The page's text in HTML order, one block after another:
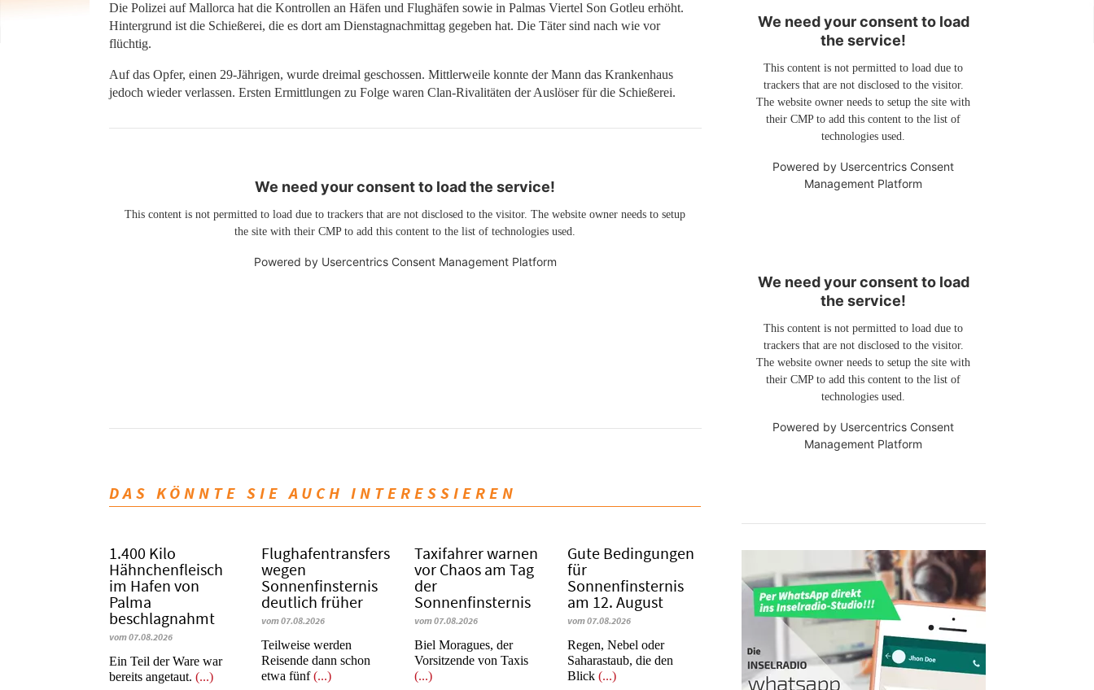
Die Polizei auf Mallorca hat die Kontrollen an Häfen und Flughäfen sowie in Palmas Viertel Son Gotleu erhöht.
Hintergrund ist die Schießerei, die es dort am Dienstagnachmittag gegeben hat. Die Täter sind nach wie vor
flüchtig.
Auf das Opfer, einen 29-Jährigen, wurde dreimal geschossen. Mittlerweile konnte der Mann das Krankenhaus
jedoch wieder verlassen. Ersten Ermittlungen zu Folge waren Clan-Rivalitäten der Auslöser für die Schießerei.
We need your consent to load the service!
This content is not permitted to load due to trackers that are not disclosed to the visitor. The website owner needs to setup
the site with their CMP to add this content to the list of technologies used.
Powered by Usercentrics Consent Management Platform
DAS KÖNNTE SIE AUCH INTERESSIEREN
1.400 Kilo
Hähnchenfleisch
im Hafen von
Palma
beschlagnahmt
vom 07.08.2026
​​​​​​​Ein Teil der Ware war
bereits angetaut. (...)
Flughafentransfers
wegen
Sonnenfinsternis
deutlich früher
vom 07.08.2026
Teilweise werden
Reisende dann schon
etwa fünf(...)
Taxifahrer warnen
vor Chaos am Tag
der
Sonnenfinsternis
vom 07.08.2026
​​​​​​​Biel Moragues, der
Vorsitzende von Taxis
(...)
Gute Bedingungen
für
Sonnenfinsternis
am 12. August
vom 07.08.2026
Regen, Nebel oder
Saharastaub, die den
Blick(...)
We need your consent to load
the service!
This content is not permitted to load due to
trackers that are not disclosed to the visitor.
The website owner needs to setup the site with
their CMP to add this content to the list of
technologies used.
Powered by Usercentrics Consent
Management Platform
We need your consent to load
the service!
This content is not permitted to load due to
trackers that are not disclosed to the visitor.
The website owner needs to setup the site with
their CMP to add this content to the list of
technologies used.
Powered by Usercentrics Consent
Management Platform